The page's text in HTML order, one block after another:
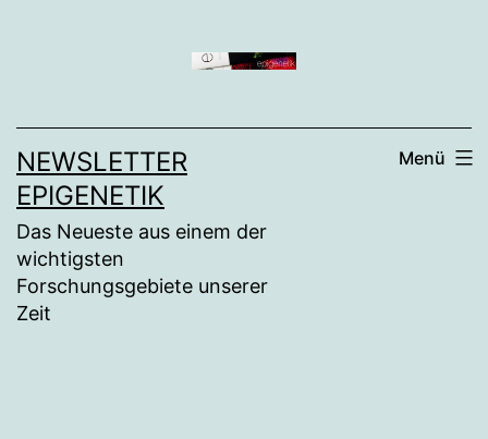
NEWSLETTER
EPIGENETIK
Das Neueste aus einem der
wichtigsten
Forschungsgebiete unserer
Zeit
Menü